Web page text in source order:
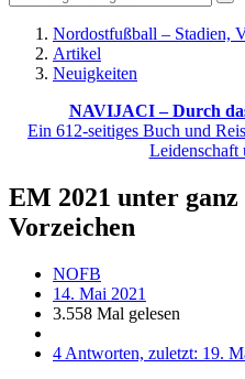
Nordostfußball – Stadien,
Artikel
Neuigkeiten
NAVIJACI – Durch
Ein 612-seitiges Buch und
Leidenschaft
EM 2021 unter
Vorzeichen
NOFB
14. Mai 2021
3.558 Mal gelesen
4 Antworten, zuletzt: 19.